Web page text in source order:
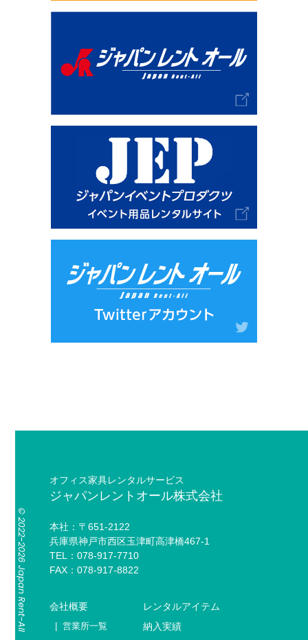
オフィス家具レンタルサービス
ジャパンレントオール株式会社
本社：〒651-2122
兵庫県神戸市西区玉津町高津橋467-1
TEL：078-917-7710
FAX：078-917-8822
会社概要
営業所一覧
レンタルアイテム
納入実績
© 2022-2026 Japan Rent-All